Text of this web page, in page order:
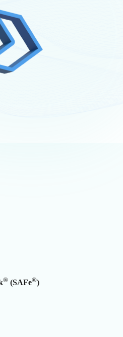
® (SAFe®)